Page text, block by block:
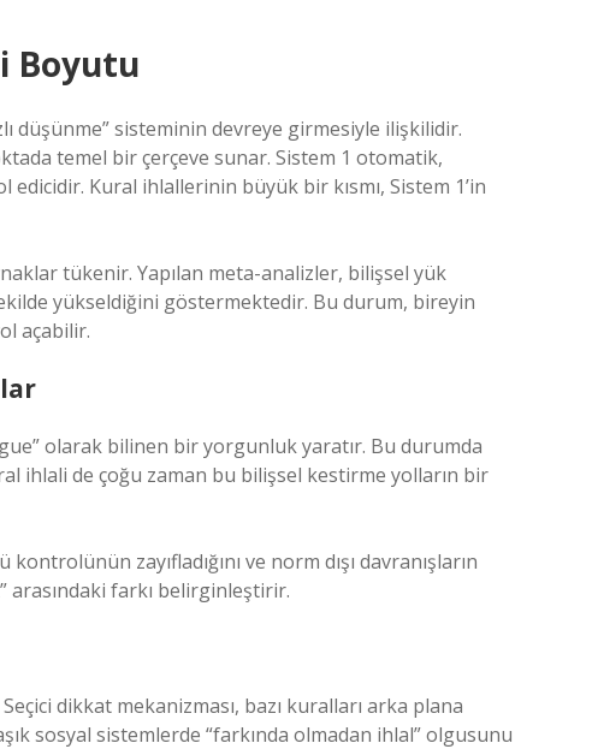
Boyutu
düşünme” sisteminin devreye girmesiyle ilişkilidir.
temel bir çerçeve sunar. Sistem 1 otomatik,
edicidir. Kural ihlallerinin büyük bir kısmı, Sistem 1’in
tükenir. Yapılan meta-analizler, bilişsel yük
yükseldiğini göstermektedir. Bu durum, bireyin
açabilir.
olarak bilinen bir yorgunluk yaratır. Bu durumda
ihlali de çoğu zaman bu bilişsel kestirme yolların bir
zayıfladığını ve norm dışı davranışların
arasındaki farkı belirginleştirir.
dikkat mekanizması, bazı kuralları arka plana
sosyal sistemlerde “farkında olmadan ihlal” olgusunu